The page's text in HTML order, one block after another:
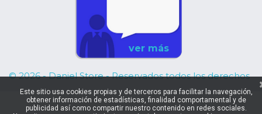
ver más
© 2026 - Daniel Store - Reservados todos los derechos
Este sitio usa cookies propias y de terceros para facilitar la navegación,
obtener información de estadísticas, finalidad comportamental y de
publicidad así como compartir nuestro contenido en redes sociales.